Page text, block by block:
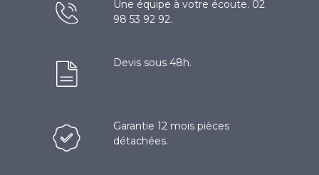
Une équipe à votre écoute. 02
98 53 92 92.
Devis sous 48h.
Garantie 12 mois pièces
détachées.